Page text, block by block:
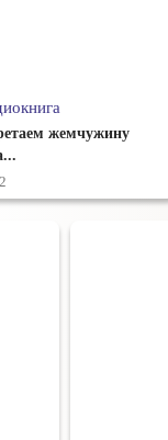
жемчужину